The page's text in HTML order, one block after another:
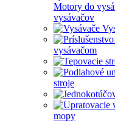
Motory do
vysávačov
vysávačom
stroje
mopy